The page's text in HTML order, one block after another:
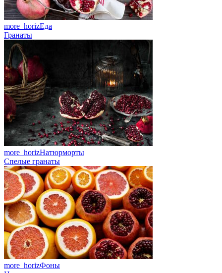
more_horizЕда
Гранаты
more_horizНатюрморты
Спелые гранаты
more_horizФоны